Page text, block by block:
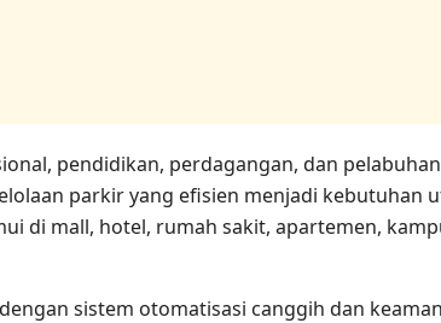
pendidikan, perdagangan, dan
parkir yang efisien menjadi kebutuhan
di mall, hotel, rumah sakit, apartemen,
sistem otomatisasi canggih dan